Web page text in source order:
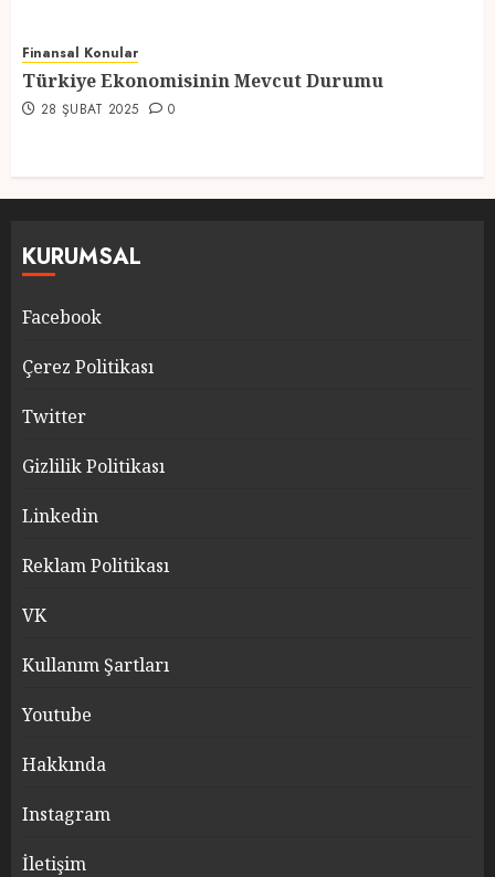
Finansal Konular
Türkiye Ekonomisinin Mevcut Durumu
28 ŞUBAT 2025 0
KURUMSAL
Facebook
Çerez Politikası
Twitter
Gizlilik Politikası
Linkedin
Reklam Politikası
VK
Kullanım Şartları
Youtube
Hakkında
Instagram
İletişim